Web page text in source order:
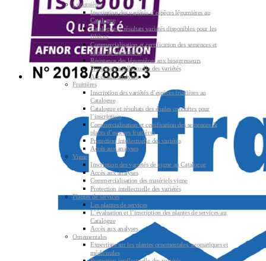
Légumières
Inscription des variétés d’espèces légumières au
Catalogue
Catalogue et résultats variétés disponibles pour les
filières
Commercialisation et certification des semences et
plants de légumières
Résistance des légumières aux bioagresseurs
Protection intellectuelle des variétés
Accès aux analyses
Fruitières
Inscription des variétés d’espèces fruitières au
Catalogue
Catalogue et résultats des études conduites pour
l’inscription
Commercialisation et certification des semences &
plants d’espèces fruitières
Protection intellectuelle des variétés
Accès aux analyses
Vigne
Inscription des variétés de vigne au Catalogue
Accès aux analyses
Commercialisation des matériels vigne
Protection intellectuelle des variétés
Plantes de services
Les plantes de services
L’évaluation et l’inscription des plantes de services au
Catalogue
Accès aux analyses
Ornementales
Expertises sur les plantes ornementales, aromatiques et
médicinales